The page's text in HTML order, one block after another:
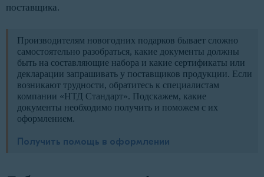
поставщика.
Производителям новогодних подарков бывает сложно
самостоятельно разобраться, какие документы должны
быть на составляющие набора и какие сертификаты или
декларации запрашивать у поставщиков продукции. Если
возникают трудности, обратитесь к специалистам
компании «НТД Стандарт». Подскажем, какие
документы необходимо получить и поможем с их
оформлением.
Получить помощь в оформлении